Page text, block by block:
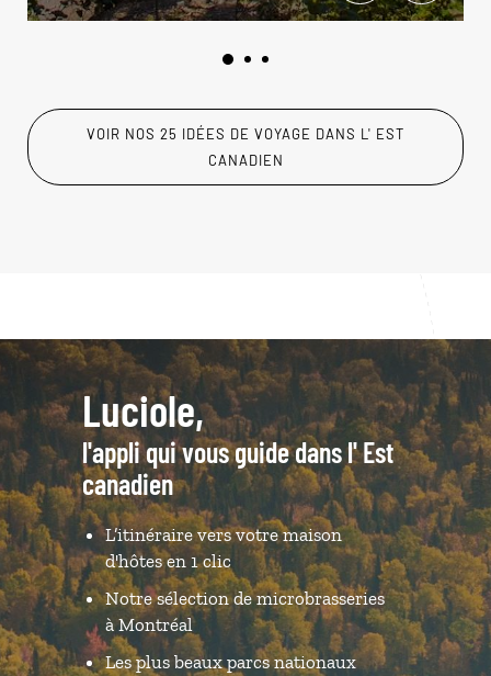
VOIR NOS 25 IDÉES DE VOYAGE DANS L' EST
CANADIEN
Luciole,
l'appli qui vous guide dans l' Est
canadien
L’itinéraire vers votre maison
d'hôtes en 1 clic
Notre sélection de microbrasseries
à Montréal
Les plus beaux parcs nationaux